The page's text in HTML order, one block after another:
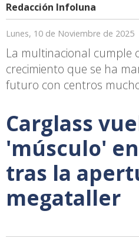
Redacción Infoluna
Lunes, 10 de Noviembre de 2025
La multinacional cumple
crecimiento que se ha
futuro con centros
Carglass
'músculo'
tras la
megataller